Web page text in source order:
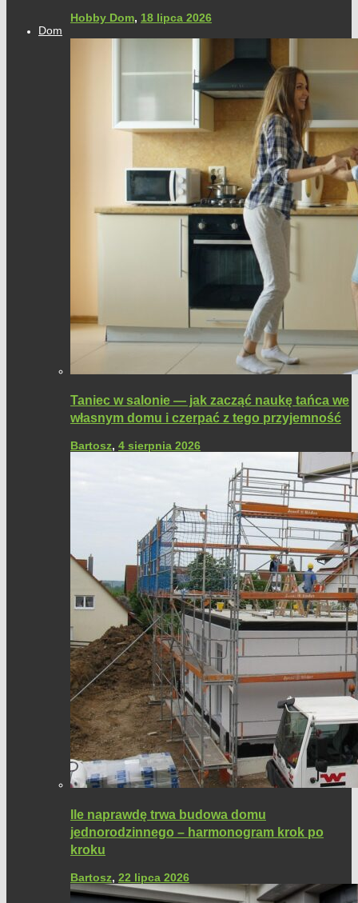
Hobby Dom, 18 lipca 2026
Dom
Taniec w salonie — jak zacząć naukę tańca we
własnym domu i czerpać z tego przyjemność
Bartosz, 4 sierpnia 2026
Ile naprawdę trwa budowa domu
jednorodzinnego – harmonogram krok po
kroku
Bartosz, 22 lipca 2026